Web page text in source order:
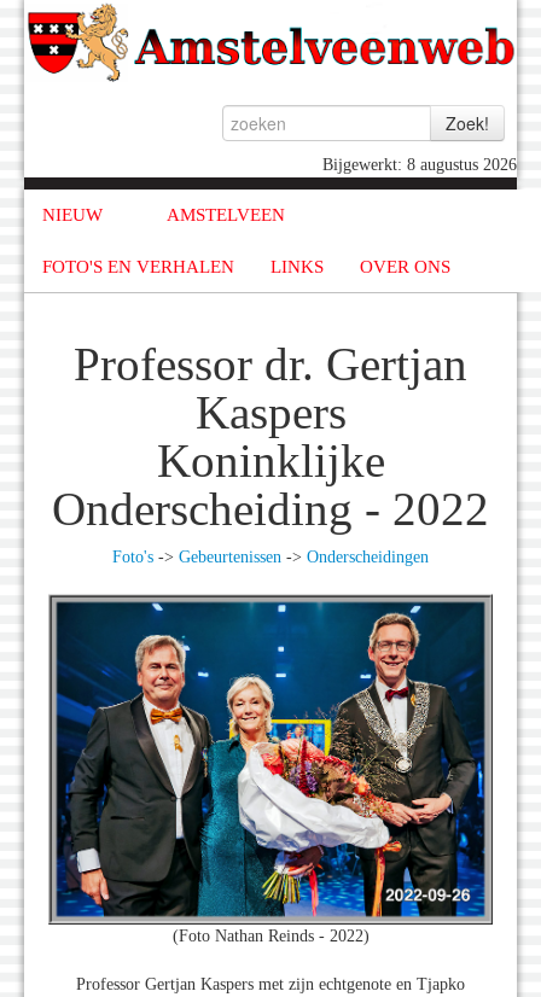
Bijgewerkt: 8 augustus 2026
NIEUW AMSTELVEEN
FOTO'S EN VERHALEN LINKS OVER ONS
Professor dr. Gertjan
Kaspers
Koninklijke
Onderscheiding - 2022
Foto's -> Gebeurtenissen -> Onderscheidingen
(Foto Nathan Reinds - 2022)
Professor Gertjan Kaspers met zijn echtgenote en Tjapko